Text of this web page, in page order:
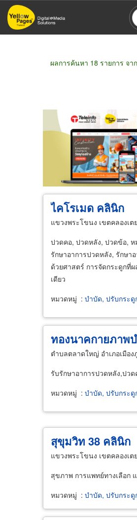
ข้าม
ไป
ผลการค้นหา 18 รายการ จ
ขายส่ง ขายปลีก
ไคโรเมด คลินิก
แขวงพระโขนง เขตคลองเต
ปวดคอ, ปวดหลัง, ปวดข้อ, ห
รักษาอาการปวดหลัง, รักษ
ด้วยศาสตร์ การจัดกระดูกที่
เดียว
หมวดหมู่ : บำบัด, ปรับกระดู
ทองนาคกายภาพ
ตำบลตลาดใหญ่ อำเภอเมือง
รับรักษาอาการปวดหลัง,ปว
หมวดหมู่ : บำบัด, ปรับกระดู
สุขุมวิท 38 คลินิก
แขวงพระโขนง เขตคลองเต
สุขภาพ การแพทย์ทางเลือก
หมวดหมู่ : บำบัด, ปรับกระดู